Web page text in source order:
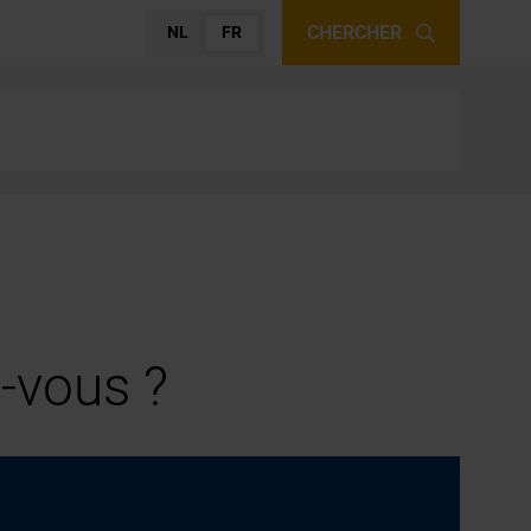
NL FR CHERCHER
?